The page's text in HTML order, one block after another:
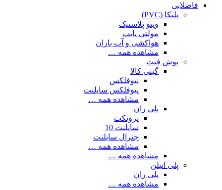
فاضلابی
پلیکا (PVC)
وینو پلاستیک
مولتی پایپ
هواکشی و آب باران
مشاهده همه …
پوش فیت
گیتی کالا
نیوفلکس
نیوفلکس سایلنت
مشاهده همه …
پلی ران
پروتکت
سایلنت 10
جنرال سایلنت
مشاهده همه …
مشاهده همه …
پلی اتیلن
پلی ران
مشاهده همه …